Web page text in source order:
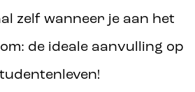
zelf wanneer je aan het
de ideale aanvulling op